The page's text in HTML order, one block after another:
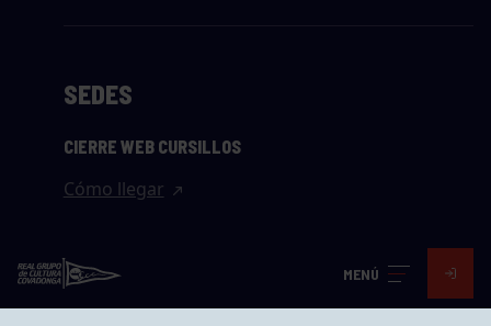
MENÚ
SEDES
CIERRE WEB CURSILLOS
Cómo llegar
Avd. Jesús Revuelta, 2 33204
Gijón - Asturias